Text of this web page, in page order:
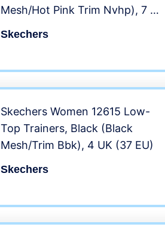
Mesh/Hot Pink Trim Nvhp), 7 UK
Skechers
Skechers Women 12615 Low-
Top Trainers, Black (Black
Mesh/Trim Bbk), 4 UK (37 EU)
Skechers